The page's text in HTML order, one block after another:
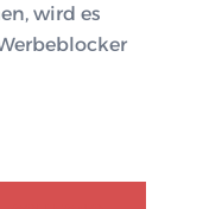
wird es